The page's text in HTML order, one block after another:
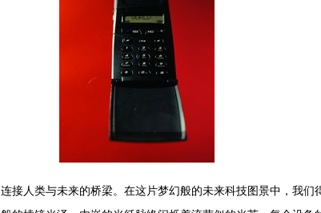
接人类与未来的桥梁。在这片梦幻般的未来科技图景中，我